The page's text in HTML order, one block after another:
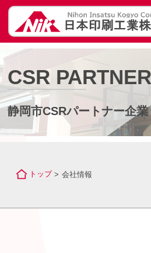
CSR PARTNER
静岡市CSRパートナー企業
トップ > 会社情報